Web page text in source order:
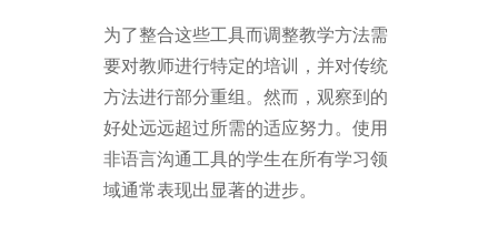
为了整合这些工具而调整教学方法需
要对教师进行特定的培训，并对传统
方法进行部分重组。然而，观察到的
好处远远超过所需的适应努力。使用
非语言沟通工具的学生在所有学习领
域通常表现出显著的进步。